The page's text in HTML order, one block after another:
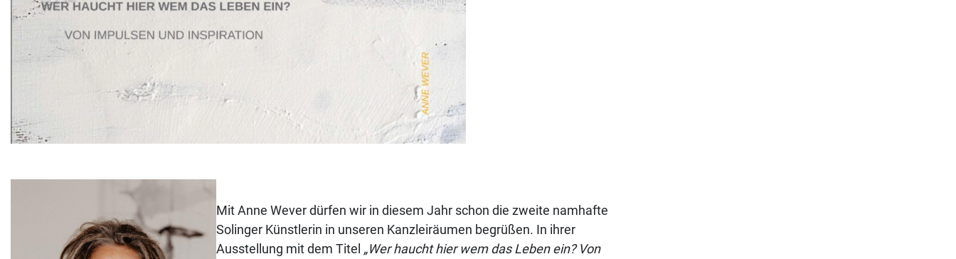
Mit Anne Wever dürfen wir in diesem Jahr schon die zweite namhafte
Solinger Künstlerin in unseren Kanzleiräumen begrüßen. In ihrer
Ausstellung mit dem Titel „Wer haucht hier wem das Leben ein? Von